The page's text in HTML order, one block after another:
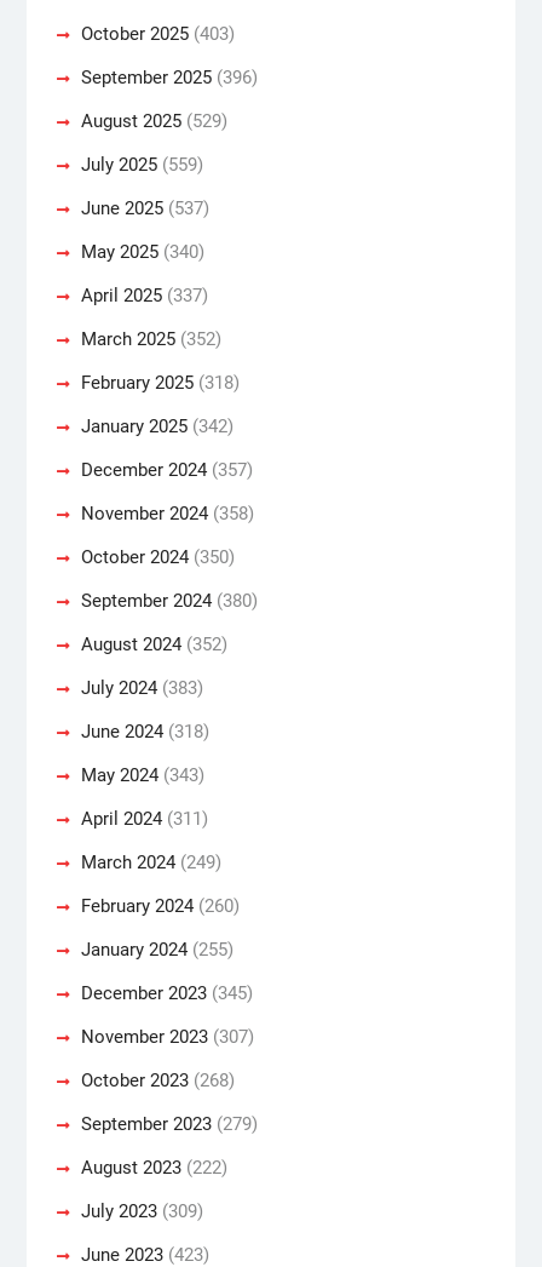
October 2025(403)
September 2025(396)
August 2025(529)
July 2025(559)
June 2025(537)
May 2025(340)
April 2025(337)
March 2025(352)
February 2025(318)
January 2025(342)
December 2024(357)
November 2024(358)
October 2024(350)
September 2024(380)
August 2024(352)
July 2024(383)
June 2024(318)
May 2024(343)
April 2024(311)
March 2024(249)
February 2024(260)
January 2024(255)
December 2023(345)
November 2023(307)
October 2023(268)
September 2023(279)
August 2023(222)
July 2023(309)
June 2023(423)